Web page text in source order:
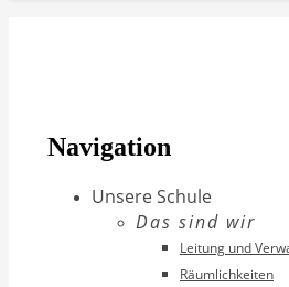
Navigation
Unsere Schule
Das sind wir
Leitung und
Räumlichkeiten